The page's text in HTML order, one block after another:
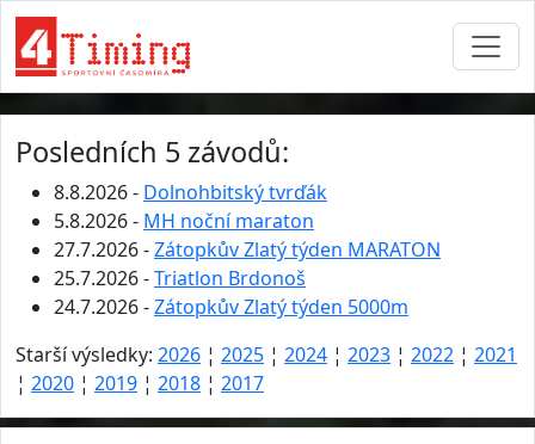
Posledních 5 závodů:
8.8.2026 - Dolnohbitský tvrďák
5.8.2026 - MH noční maraton
27.7.2026 -Zátopkův Zlatý týden MARATON
25.7.2026 -Triatlon Brdonoš
24.7.2026 -Zátopkův Zlatý týden 5000m
Starší výsledky: 2026 ¦ 2025 ¦ 2024 ¦ 2023 ¦ 2022 ¦ 2021
¦ 2020 ¦ 2019 ¦ 2018 ¦ 2017